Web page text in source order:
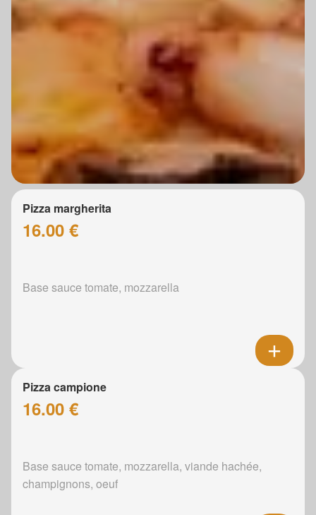
Pizza margherita
16.00 €
Base sauce tomate, mozzarella
Pizza campione
16.00 €
Base sauce tomate, mozzarella, viande hachée,
champignons, oeuf